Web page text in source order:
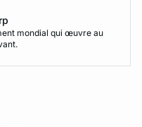
mondial qui œuvre au